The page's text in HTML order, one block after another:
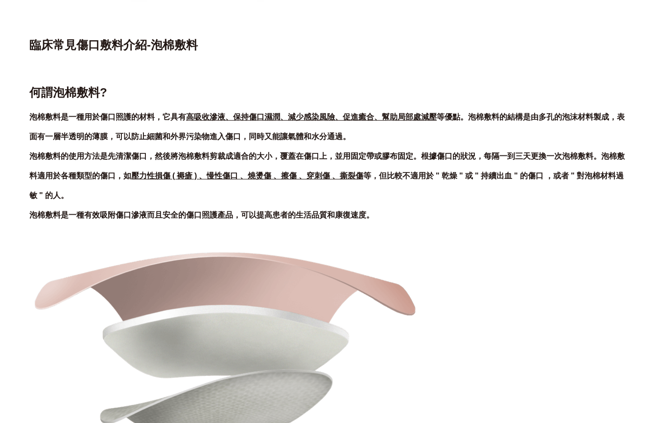
臨床常見傷口敷料介紹-泡棉敷料
何謂泡棉敷料?
泡棉敷料是一種用於傷口照護的材料，它具有高吸收滲液、保持傷口濕潤、減少感染風險、促進癒合、幫助局部處減壓等優點。泡棉敷料的結構是由多孔的泡沫材料製成，表
面有一層半透明的薄膜，可以防止細菌和外界污染物進入傷口，同時又能讓氣體和水分通過。
泡棉敷料的使用方法是先清潔傷口，然後將泡棉敷料剪裁成適合的大小，覆蓋在傷口上，並用固定帶或膠布固定。根據傷口的狀況，每隔一到三天更換一次泡棉敷料。泡棉敷
料適用於各種類型的傷口，如壓力性損傷 ( 褥瘡 ) 、慢性傷口 、燒燙傷 、擦傷 、穿刺傷 、撕裂傷等，但比較不適用於 " 乾燥 " 或 " 持續出血 " 的傷口 ，或者 " 對泡棉材料過
敏 " 的人。
泡棉敷料是一種有效吸附傷口滲液而且安全的傷口照護產品，可以提高患者的生活品質和康復速度。